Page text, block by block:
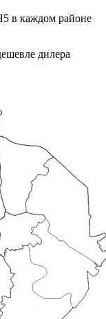
в каждом районе
дилера